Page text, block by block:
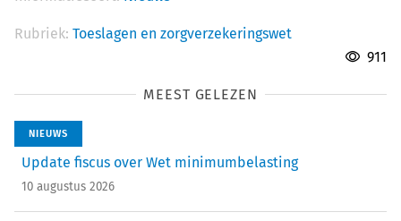
Rubriek: Toeslagen en zorgverzekeringswet
911
MEEST GELEZEN
NIEUWS
Update fiscus over Wet minimumbelasting
10 augustus 2026